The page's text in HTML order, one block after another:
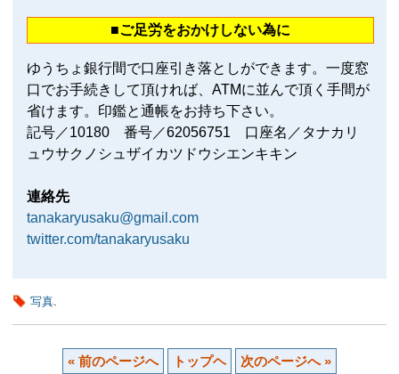
■ご足労をおかけしない為に
ゆうちょ銀行間で口座引き落としができます。一度窓
口でお手続きして頂ければ、ATMに並んで頂く手間が
省けます。印鑑と通帳をお持ち下さい。
記号／10180 番号／62056751 口座名／タナカリ
ュウサクノシュザイカツドウシエンキキン
連絡先
tanakaryusaku@gmail.com
twitter.com/tanakaryusaku
写真.
« 前のページへ トップヘ 次のページへ »